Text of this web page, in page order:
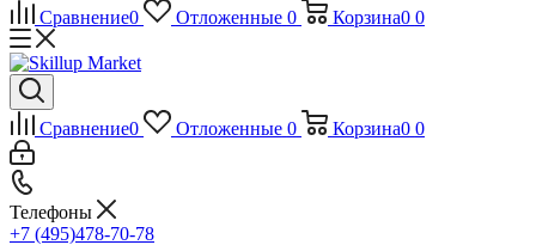
Сравнение0 Отложенные 0 Корзина0 0
Сравнение0 Отложенные 0 Корзина0 0
Телефоны
+7 (495)478-70-78